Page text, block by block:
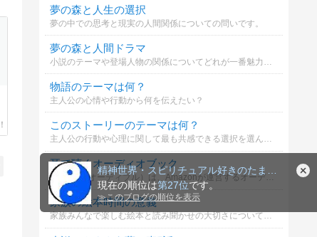
精神世界・スピリチュアル好きのたまり場
現在の順位は第27位です。
≫このブログの順位を表示
夢の森と人生の選択
夢の中での思考と現実の人間関係についての問いです。
夢の森と人間ドラマ
物語のテーマは何？
主人公の心情や行動から何を伝えたい？
このストーリーのテーマは何？
主人公の行動や心理に関して最も共感できる選択を選んでください。
耳で聴くオーディオブック
Audible（オーディブル）は、Amazonが運営するオーディオブック・サービスです。プロのナレーターや人気声優が朗読してくれる本を、スマホやタブレットで気軽に「耳から」楽しめます。
家族の絵本時間の意義
家族みんなで楽しむ絵本と読み聞かせの大切さについてどう思いますか？